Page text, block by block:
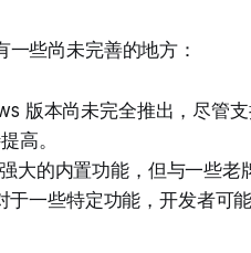
些尚未完善的地方：
版本尚未完全推出，尽管
高。
大的内置功能，但与一些
于一些特定功能，开发者可